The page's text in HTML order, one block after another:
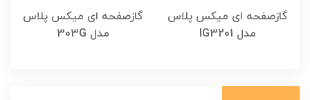
گازصفحه ای میکس پلاس
مدل IG3201
گازصفحه ای میکس پلاس
مدل 303G